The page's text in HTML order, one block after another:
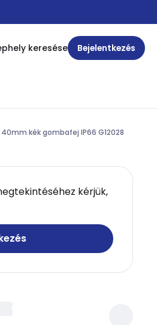
keresése Bejelentkezés
kék gombafej IP66 G12028
kérjük,